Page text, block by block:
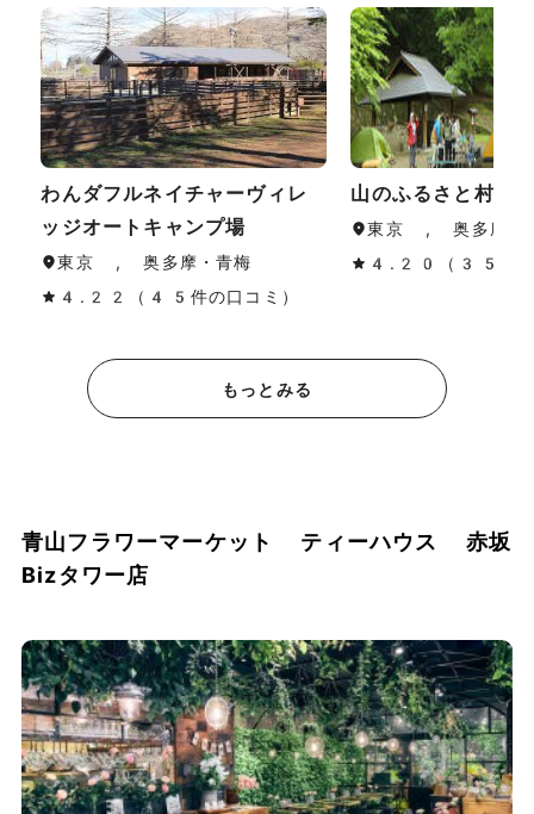
わんダフルネイチャーヴィレ
ッジオートキャンプ場
東京 , 奥多摩・青梅
4.22（45件の口コミ）
山のふるさと村キ
東京 , 奥多摩・
4.20（35件の
もっとみる
青山フラワーマーケット ティーハウス 赤坂
Bizタワー店